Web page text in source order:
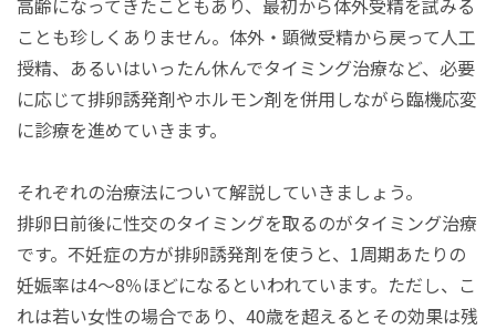
ことも珍しくありません。体外・顕微受精から戻って人工
授精、あるいはいったん休んでタイミング治療など、必要
に応じて排卵誘発剤やホルモン剤を併用しながら臨機応変
に診療を進めていきます。
それぞれの治療法について解説していきましょう。
排卵日前後に性交のタイミングを取るのがタイミング治療
です。不妊症の方が排卵誘発剤を使うと、1周期あたりの
妊娠率は4～8％ほどになるといわれています。ただし、こ
れは若い女性の場合であり、40歳を超えるとその効果は残